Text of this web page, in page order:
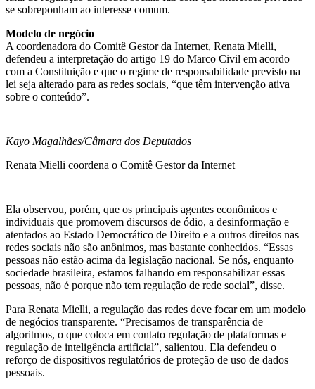
se sobreponham ao interesse comum.
Modelo de negócio
A coordenadora do Comitê Gestor da Internet, Renata Mielli,
defendeu a interpretação do artigo 19 do Marco Civil em acordo
com a Constituição e que o regime de responsabilidade previsto na
lei seja alterado para as redes sociais, “que têm intervenção ativa
sobre o conteúdo”.
Kayo Magalhães/Câmara dos Deputados
Renata Mielli coordena o Comitê Gestor da Internet
Ela observou, porém, que os principais agentes econômicos e
individuais que promovem discursos de ódio, a desinformação e
atentados ao Estado Democrático de Direito e a outros direitos nas
redes sociais não são anônimos, mas bastante conhecidos. “Essas
pessoas não estão acima da legislação nacional. Se nós, enquanto
sociedade brasileira, estamos falhando em responsabilizar essas
pessoas, não é porque não tem regulação de rede social”, disse.
Para Renata Mielli, a regulação das redes deve focar em um modelo
de negócios transparente. “Precisamos de transparência de
algoritmos, o que coloca em contato regulação de plataformas e
regulação de inteligência artificial”, salientou. Ela defendeu o
reforço de dispositivos regulatórios de proteção de uso de dados
pessoais.